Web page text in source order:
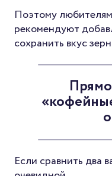
Поэтому
рекомендуют
сохранить вкус
Если сравнить два